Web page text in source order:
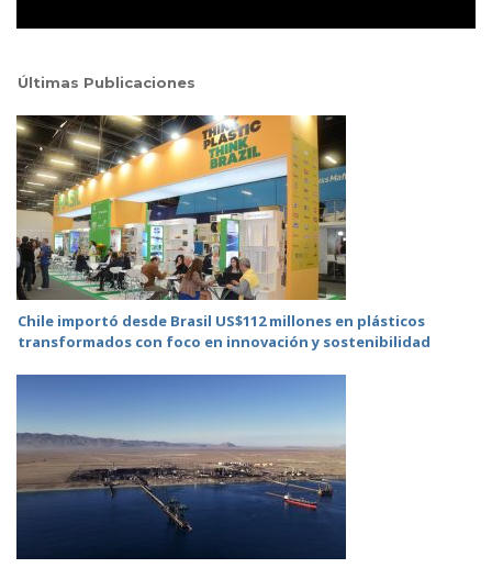
Últimas Publicaciones
Chile importó desde Brasil US$112 millones en plásticos
transformados con foco en innovación y sostenibilidad